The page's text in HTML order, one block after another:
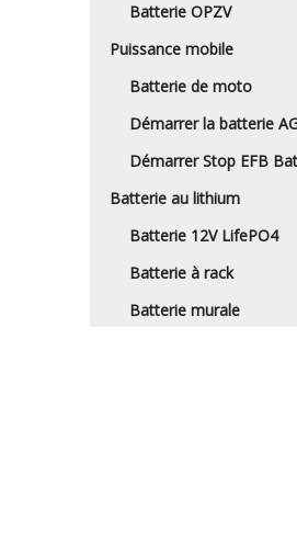
Batterie OPZV
Puissance mobile
Batterie de moto
Démarrer la batterie
Démarrer Stop EFB
Batterie au lithium
Batterie 12V LifePO4
Batterie à rack
Batterie murale